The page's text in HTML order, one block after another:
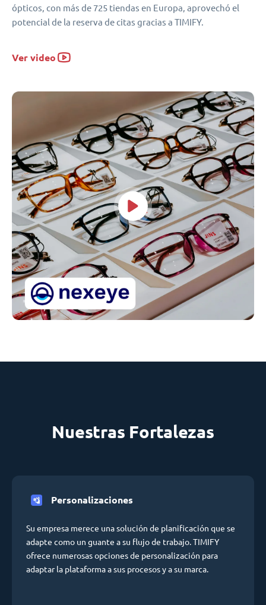
ópticos, con más de 725 tiendas en Europa, aprovechó el
potencial de la reserva de citas gracias a TIMIFY.
Ver video
Nuestras Fortalezas
Personalizaciones
Su empresa merece una solución de planificación que se
adapte como un guante a su flujo de trabajo. TIMIFY
ofrece numerosas opciones de personalización para
adaptar la plataforma a sus procesos y a su marca.